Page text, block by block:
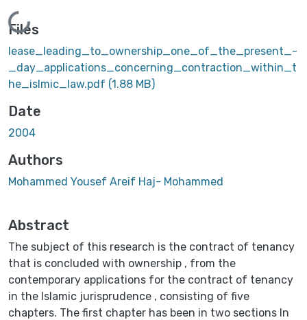
Loading...
Files
lease_leading_to_ownership_one_of_the_present_-
_day_applications_concerning_contraction_within_t
he_islmic_law.pdf (1.88 MB)
Date
2004
Authors
Mohammed Yousef Areif Haj- Mohammed
Abstract
The subject of this research is the contract of tenancy
that is concluded with ownership , from the
contemporary applications for the contract of tenancy
in the Islamic jurisprudence , consisting of five
chapters. The first chapter has been in two sections In